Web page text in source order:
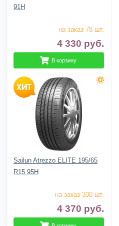
91H
на заказ 78 шт.
4 330 руб.
В корзину
Sailun Atrezzo ELITE 195/65
R15 95H
на заказ 330 шт.
4 370 руб.